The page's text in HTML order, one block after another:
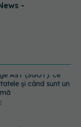
-
vară care te
De ce este bine